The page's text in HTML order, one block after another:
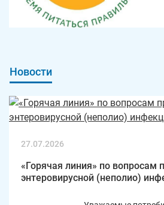
Новости
27.07.2026
«Горячая линия» по вопросам
энтеровирусной (неполио)